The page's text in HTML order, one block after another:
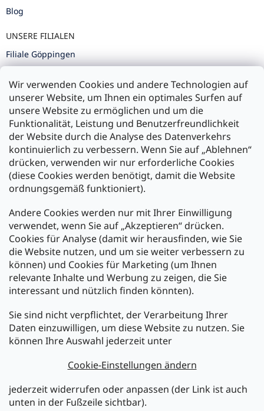
Wir verwenden Cookies und andere Technologien auf
unserer Website, um Ihnen ein optimales Surfen auf
unsere Website zu ermöglichen und um die
Funktionalität, Leistung und Benutzerfreundlichkeit
der Website durch die Analyse des Datenverkehrs
kontinuierlich zu verbessern. Wenn Sie auf „Ablehnen“
drücken, verwenden wir nur erforderliche Cookies
(diese Cookies werden benötigt, damit die Website
ordnungsgemäß funktioniert).
Andere Cookies werden nur mit Ihrer Einwilligung
verwendet, wenn Sie auf „Akzeptieren“ drücken.
Cookies für Analyse (damit wir herausfinden, wie Sie
die Website nutzen, und um sie weiter verbessern zu
können) und Cookies für Marketing (um Ihnen
relevante Inhalte und Werbung zu zeigen, die Sie
interessant und nützlich finden könnten).
Sie sind nicht verpflichtet, der Verarbeitung Ihrer
Daten einzuwilligen, um diese Website zu nutzen. Sie
können Ihre Auswahl jederzeit unter
Cookie-Einstellungen ändern
jederzeit widerrufen oder anpassen (der Link ist auch
unten in der Fußzeile sichtbar).
Blog
UNSERE FILIALEN
Filiale Göppingen
Filiale Ulm
Zahlung und Versand
Versand mit:
Zahlarten:
Newsletter abonnieren
Legen Sie Ihre E-Mail ein und wir werden Ihnen Informationen
über neue Produkte in unserem E-Shop zusenden.
E-Mail